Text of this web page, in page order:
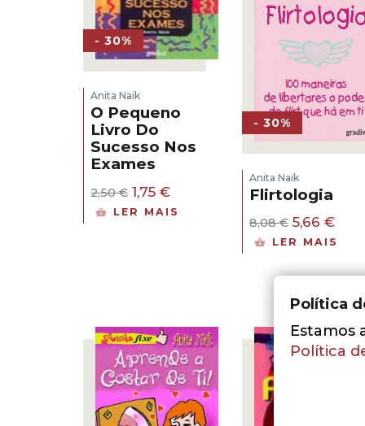
- 30%
Anita Naik
O Pequeno
Livro Do
Sucesso Nos
Exames
2,50€ O
preço
1,75 €O
preço
LER MAIS
- 30%
Anita Naik
Flirtologia
8,08€ O
preço
era:
5,66 €O
é:
LER MAIS
Política
Estamos
Política